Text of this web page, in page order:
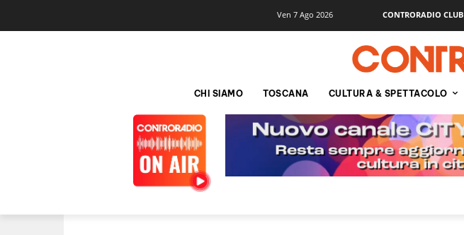
Ven 7 Ago 2026 CONTRORADIO CLUB
CHI SIAMO TOSCANA CULTURA & SPETTACOLO